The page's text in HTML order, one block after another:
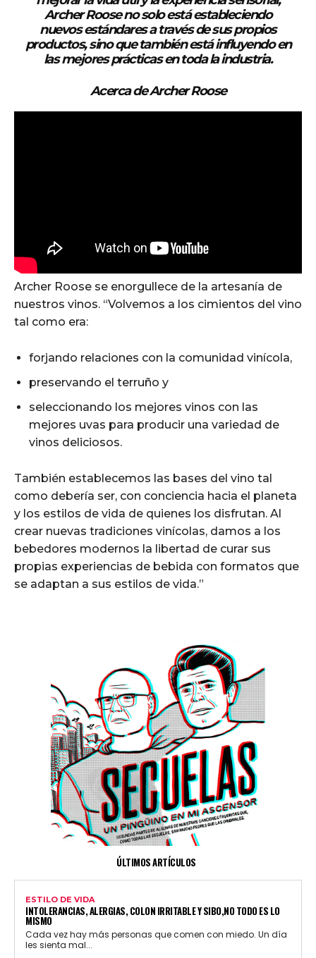
Archer Roose no solo está estableciendo
nuevos estándares a través de sus propios
productos, sino que también está influyendo en
las mejores prácticas en toda la industria.
Acerca de Archer Roose
Archer Roose se enorgullece de la artesanía de
nuestros vinos. “Volvemos a los cimientos del vino
tal como era:
forjando relaciones con la comunidad vinícola,
preservando el terruño y
seleccionando los mejores vinos con las
mejores uvas para producir una variedad de
vinos deliciosos.
También establecemos las bases del vino tal
como debería ser, con conciencia hacia el planeta
y los estilos de vida de quienes los disfrutan. Al
crear nuevas tradiciones vinícolas, damos a los
bebedores modernos la libertad de curar sus
propias experiencias de bebida con formatos que
se adaptan a sus estilos de vida.”
ÚLTIMOS ARTÍCULOS
ESTILO DE VIDA
INTOLERANCIAS, ALERGIAS, COLON IRRITABLE Y SIBO,NO TODO ES LO
MISMO
Cada vez hay más personas que comen con miedo. Un día
les sienta mal...